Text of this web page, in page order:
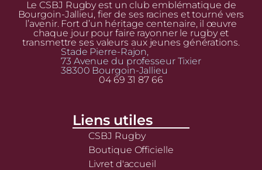
Le CSBJ Rugby est un club emblématique de
Bourgoin-Jallieu, fier de ses racines et tourné vers
l’avenir. Fort d’un héritage centenaire, il œuvre
chaque jour pour faire rayonner le rugby et
transmettre ses valeurs aux jeunes générations.
Stade Pierre-Rajon,
73 Avenue du professeur Tixier
38300 Bourgoin-Jallieu
04 69 31 87 66
Liens utiles
CSBJ Rugby
Boutique Officielle
Livret d'accueil